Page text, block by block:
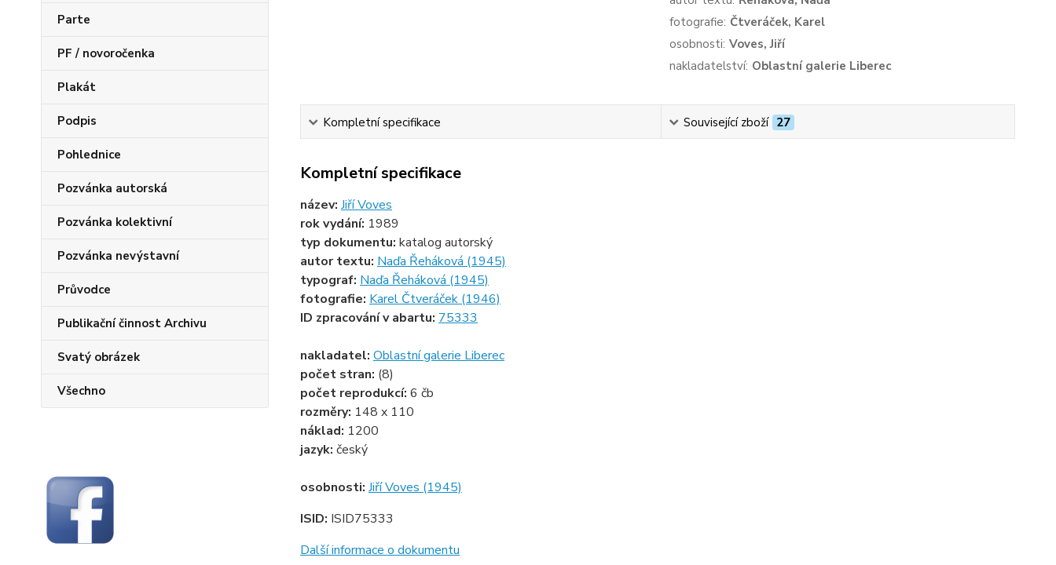
Parte
PF / novoročenka
Plakát
Podpis
Pohlednice
Pozvánka autorská
Pozvánka kolektivní
Pozvánka nevýstavní
Průvodce
Publikační činnost Archivu
Svatý obrázek
Všechno
fotografie: Čtveráček, Karel
osobnosti: Voves, Jiří
nakladatelství: Oblastní galerie Liberec
Kompletní specifikace Související zboží 27
Kompletní specifikace
název: Jiří Voves
rok vydání: 1989
typ dokumentu: katalog autorský
autor textu: Naďa Řeháková (1945)
typograf: Naďa Řeháková (1945)
fotografie: Karel Čtveráček (1946)
ID zpracování v abartu: 75333
nakladatel: Oblastní galerie Liberec
počet stran: (8)
počet reprodukcí: 6 čb
rozměry: 148 x 110
náklad: 1200
jazyk: český
osobnosti: Jiří Voves (1945)
ISID: ISID75333
Další informace o dokumentu